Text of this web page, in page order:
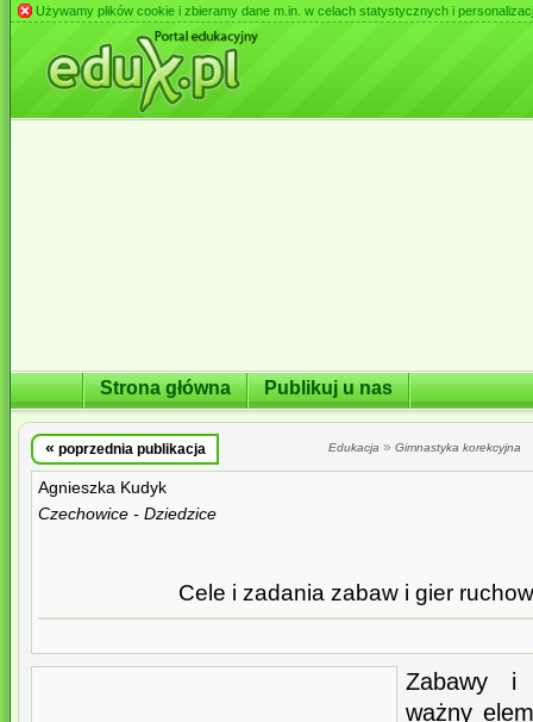
Używamy plików cookie i zbieramy dane m.in. w celach statystycznych i
Strona główna Publikuj u nas
« poprzednia publikacja Edukacja » Gimnastyka korekcyjna
Agnieszka Kudyk
Czechowice - Dziedzice
Cele i zadania zabaw i gier
Zabawy i
ważny